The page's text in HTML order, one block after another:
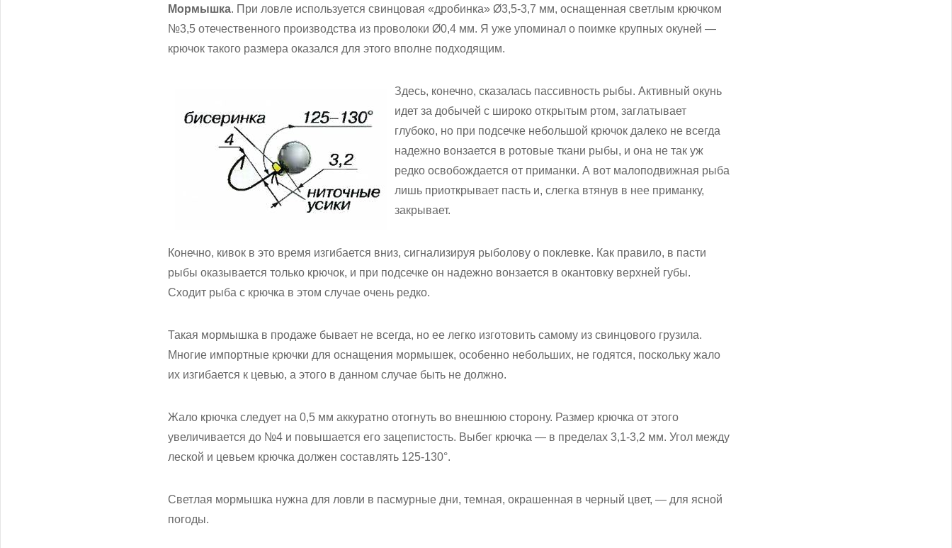
Мормышка. При ловле используется свинцовая «дробинка» Ø3,5-3,7 мм, оснащенная светлым крючком
№3,5 отечественного производства из проволоки Ø0,4 мм. Я уже упоминал о поимке крупных окуней —
крючок такого размера оказался для этого вполне подходящим.
Здесь, конечно, сказалась пассивность рыбы. Активный окунь
идет за добычей с широко открытым ртом, заглатывает
глубоко, но при подсечке небольшой крючок далеко не всегда
надежно вонзается в ротовые ткани рыбы, и она не так уж
редко освобождается от приманки. А вот малоподвижная рыба
лишь приоткрывает пасть и, слегка втянув в нее приманку,
закрывает.
Конечно, кивок в это время изгибается вниз, сигнализируя рыболову о поклевке. Как правило, в пасти
рыбы оказывается только крючок, и при подсечке он надежно вонзается в окантовку верхней губы.
Сходит рыба с крючка в этом случае очень редко.
Такая мормышка в продаже бывает не всегда, но ее легко изготовить самому из свинцового грузила.
Многие импортные крючки для оснащения мормышек, особенно небольших, не годятся, поскольку жало
их изгибается к цевью, а этого в данном случае быть не должно.
Жало крючка следует на 0,5 мм аккуратно отогнуть во внешнюю сторону. Размер крючка от этого
увеличивается до №4 и повышается его зацепистость. Выбег крючка — в пределах 3,1-3,2 мм. Угол между
леской и цевьем крючка должен составлять 125-130°.
Светлая мормышка нужна для ловли в пасмурные дни, темная, окрашенная в черный цвет, — для ясной
погоды.